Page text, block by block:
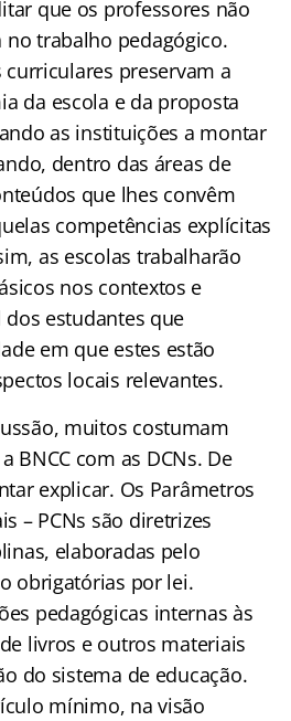
que os professores não
trabalho pedagógico.
curriculares preservam a
da escola e da proposta
as instituições a montar
dentro das áreas de
que lhes convêm
competências explícitas
as escolas trabalharão
nos contextos e
estudantes que
em que estes estão
locais relevantes.
muitos costumam
BNCC com as DCNs. De
explicar. Os Parâmetros
– PCNs são diretrizes
elaboradas pelo
obrigatórias por lei.
pedagógicas internas às
livros e outros materiais
do sistema de educação.
mínimo, na visão